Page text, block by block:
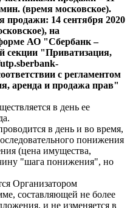
(время московское).
продажи: 14 сентября 2020
на
АО "Сбербанк –
секции "Приватизация,
с регламентом
аренда и продажа прав"
в день ее
в день и во время,
понижения
(цена имущества,
"шага понижения", но
Организатором
составляющей не более
и не изменяется в